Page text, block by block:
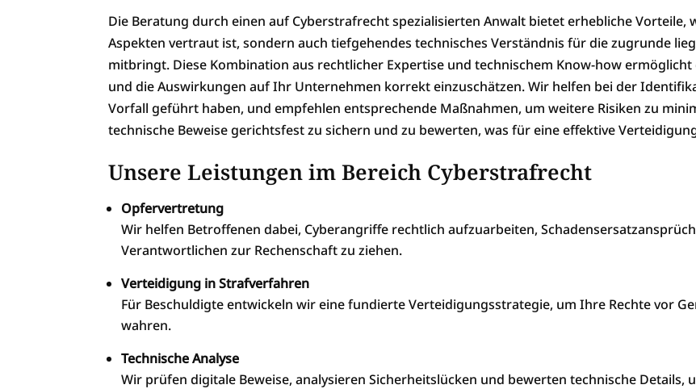
Die Beratung durch einen auf Cyberstrafrecht spezialisierten Anwalt bietet erhebliche
Aspekten vertraut ist, sondern auch tiefgehendes technisches Verständnis für die zugrunde
mitbringt. Diese Kombination aus rechtlicher Expertise und technischem Know-how ermöglicht
und die Auswirkungen auf Ihr Unternehmen korrekt einzuschätzen. Wir helfen bei der
Vorfall geführt haben, und empfehlen entsprechende Maßnahmen, um weitere Risiken zu
technische Beweise gerichtsfest zu sichern und zu bewerten, was für eine effektive
Unsere Leistungen im Bereich Cyberstrafrecht
Opfervertretung
Wir helfen Betroffenen dabei, Cyberangriffe rechtlich aufzuarbeiten,
Verantwortlichen zur Rechenschaft zu ziehen.
Verteidigung in Strafverfahren
Für Beschuldigte entwickeln wir eine fundierte Verteidigungsstrategie, um Ihre Rechte vor
wahren.
Technische Analyse
Wir prüfen digitale Beweise, analysieren Sicherheitslücken und bewerten technische Details,